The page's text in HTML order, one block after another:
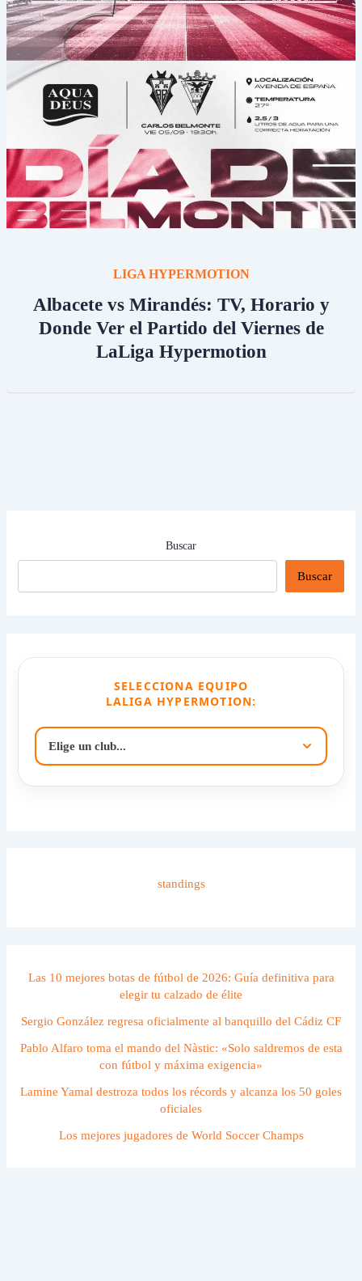
LIGA HYPERMOTION
Albacete vs Mirandés: TV, Horario y
Donde Ver el Partido del Viernes de
LaLiga Hypermotion
Buscar
Buscar
SELECCIONA EQUIPO
LALIGA HYPERMOTION:
standings
Las 10 mejores botas de fútbol de 2026: Guía definitiva para
elegir tu calzado de élite
Sergio González regresa oficialmente al banquillo del Cádiz CF
Pablo Alfaro toma el mando del Nàstic: «Solo saldremos de esta
con fútbol y máxima exigencia»
Lamine Yamal destroza todos los récords y alcanza los 50 goles
oficiales
Los mejores jugadores de World Soccer Champs